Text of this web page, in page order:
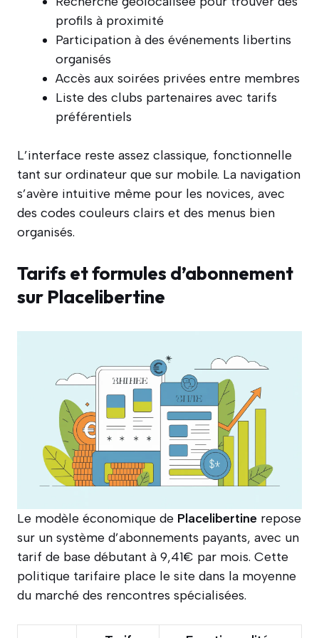
profils à proximité
Participation à des événements libertins
organisés
Accès aux soirées privées entre membres
Liste des clubs partenaires avec tarifs
préférentiels
L’interface reste assez classique, fonctionnelle
tant sur ordinateur que sur mobile. La navigation
s’avère intuitive même pour les novices, avec
des codes couleurs clairs et des menus bien
organisés.
Tarifs et formules d’abonnement
sur Placelibertine
Le modèle économique de Placelibertine repose
sur un système d’abonnements payants, avec un
tarif de base débutant à 9,41€ par mois. Cette
politique tarifaire place le site dans la moyenne
du marché des rencontres spécialisées.